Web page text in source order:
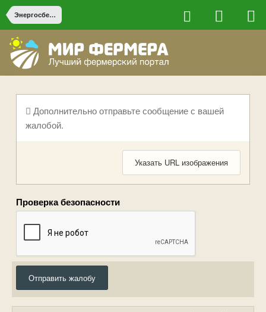
Энергосбережение и резервное электропитание
Дополнительно отправьте сообщение с вашей
жалобой.
Указать URL изображения
Проверка безопасности
Отправить жалобу